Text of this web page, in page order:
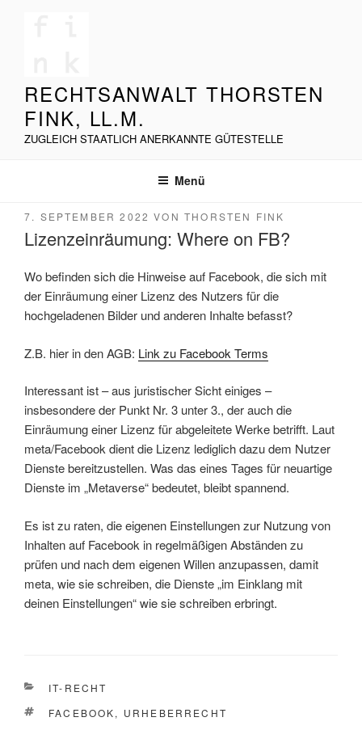
RECHTSANWALT THORSTEN
FINK, LL.M.
ZUGLEICH STAATLICH ANERKANNTE GÜTESTELLE
Menü
VERÖFFENTLICHT
AM
7. SEPTEMBER 2022 VONTHORSTEN FINK
Lizenzeinräumung: Where on FB?
Wo befinden sich die Hinweise auf Facebook, die sich mit
der Einräumung einer Lizenz des Nutzers für die
hochgeladenen Bilder und anderen Inhalte befasst?
Z.B. hier in den AGB: Link zu Facebook Terms
Interessant ist – aus juristischer Sicht einiges –
insbesondere der Punkt Nr. 3 unter 3., der auch die
Einräumung einer Lizenz für abgeleitete Werke betrifft. Laut
meta/Facebook dient die Lizenz lediglich dazu dem Nutzer
Dienste bereitzustellen. Was das eines Tages für neuartige
Dienste im „Metaverse“ bedeutet, bleibt spannend.
Es ist zu raten, die eigenen Einstellungen zur Nutzung von
Inhalten auf Facebook in regelmäßigen Abständen zu
prüfen und nach dem eigenen Willen anzupassen, damit
meta, wie sie schreiben, die Dienste „im Einklang mit
deinen Einstellungen“ wie sie schreiben erbringt.
KATEGORIEN
IT-RECHT
SCHLAGWÖRTER
FACEBOOK, URHEBERRECHT